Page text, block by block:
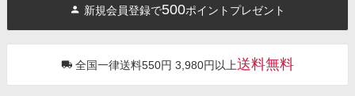
へ
新規会員登録で500ポイントプレゼント
全国一律送料550円 3,980円以上送料無料